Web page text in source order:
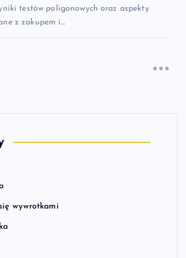
testów poligonowych oraz aspekty
z zakupem i…
wywrotkami